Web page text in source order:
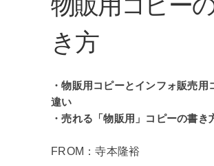
き方
・物販用コピーとインフォ販売用
違い
・売れる「物販用」コピーの書き
FROM：寺本隆裕